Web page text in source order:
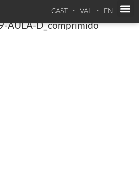
CAST VAL EN
AULA-D_comprimido